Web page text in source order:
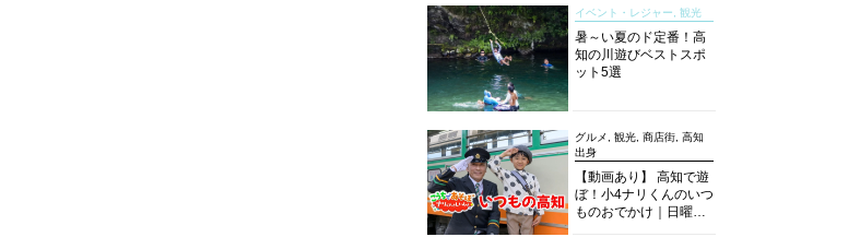
説！
イベント・レジャー, 観光
暑～い夏のド定番！高
知の川遊びベストスポ
ット5選
グルメ, 観光, 商店街, 高知
出身
【動画あり】 高知で遊
ぼ！小4ナリくんのいつ
ものおでかけ｜日曜市